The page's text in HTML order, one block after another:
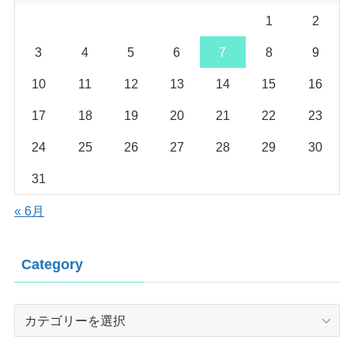
1 2
3 4 5 6 7 8 9
10 11 12 13 14 15 16
17 18 19 20 21 22 23
24 25 26 27 28 29 30
31
« 6月
Category
Category